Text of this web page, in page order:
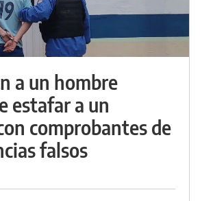
a un hombre
estafar a un
comprobantes de
falsos